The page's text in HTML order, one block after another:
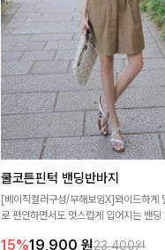
쿨코튼핀턱 밴딩반바지
[베이직컬러구성/부해보임X]와이드하게
로 편안하면서도 멋스럽게 입어지는 밴
15%19,900 원23,400원